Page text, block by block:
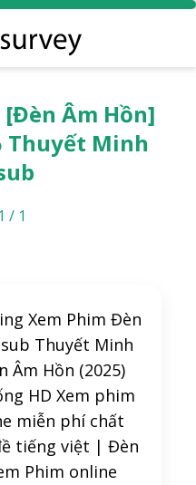
Âm Hồn]
Thuyết Minh
/ 1
Xem Phim Đèn
Thuyết Minh
Âm Hồn (2025)
HD Xem phim
miễn phí chất
tiếng việt | Đèn
Phim online